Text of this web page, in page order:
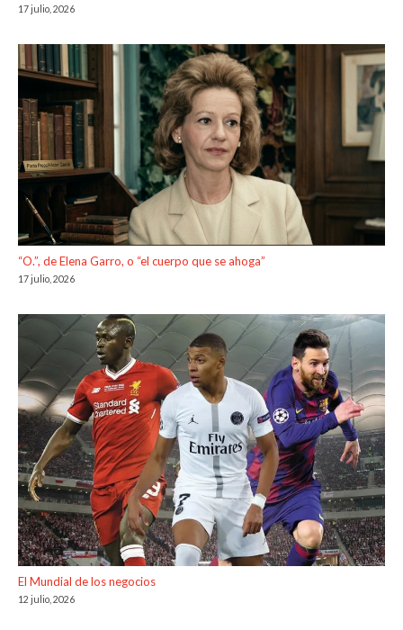
17 julio, 2026
“O.”, de Elena Garro, o “el cuerpo que se ahoga”
17 julio, 2026
El Mundial de los negocios
12 julio, 2026